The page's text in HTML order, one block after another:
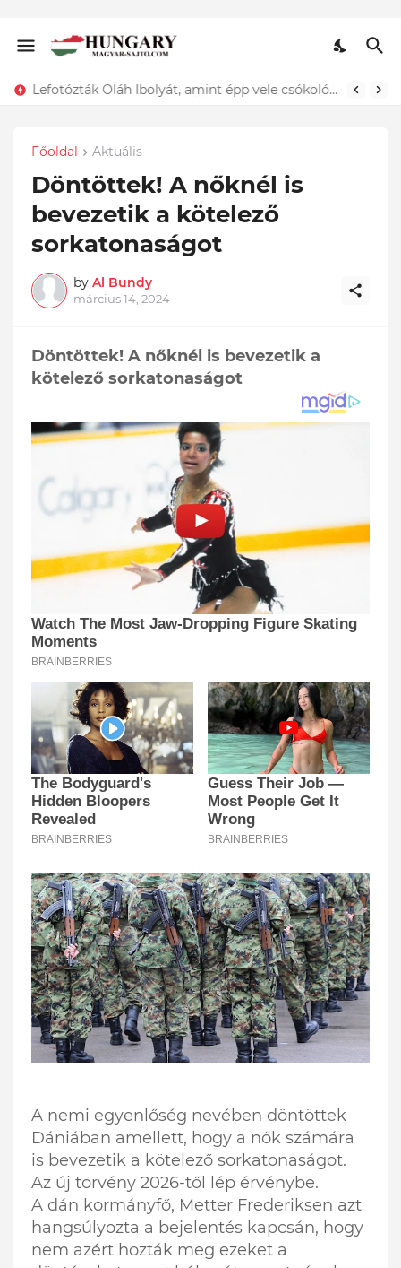
Lefotózták Oláh Ibolyát, amint épp vele csókolózik - EZT nem hiszed el, kinek a karjában kötött ki...ÍME
Főoldal Aktuális
Döntöttek! A nőknél is
bevezetik a kötelező
sorkatonaságot
by Al Bundy
március 14, 2024
Döntöttek! A nőknél is bevezetik a
kötelező sorkatonaságot
A nemi egyenlőség nevében döntöttek
Dániában amellett, hogy a nők számára
is bevezetik a kötelező sorkatonaságot.
Az új törvény 2026-től lép érvénybe.
A dán kormányfő, Metter Frederiksen azt
hangsúlyozta a bejelentés kapcsán, hogy
nem azért hozták meg ezeket a